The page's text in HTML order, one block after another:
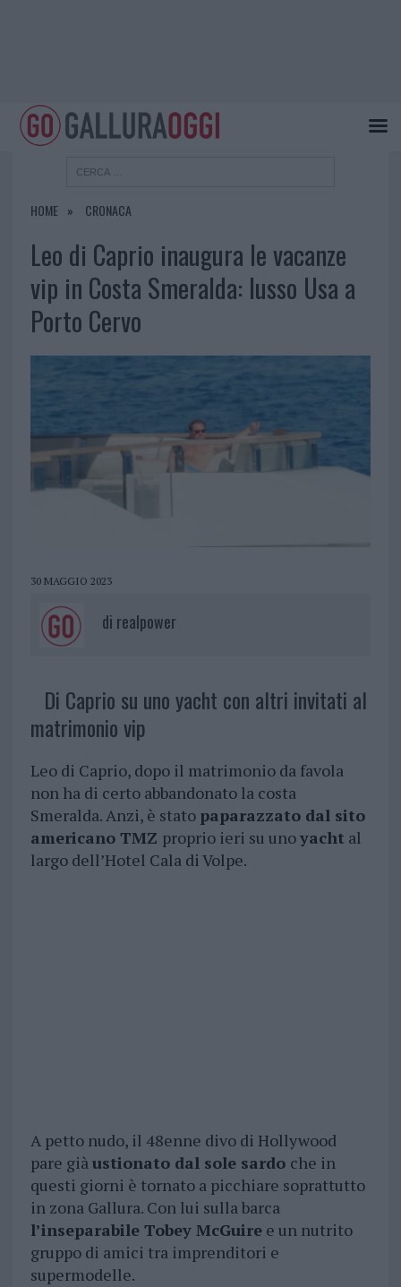
HOME CRONACA
Leo di Caprio inaugura le vacanze
vip in Costa Smeralda: lusso Usa a
Porto Cervo
30 MAGGIO 2023
di realpower
Di Caprio su uno yacht con altri invitati al
matrimonio vip
Leo di Caprio, dopo il matrimonio da favola
non ha di certo abbandonato la costa
Smeralda. Anzi, è stato paparazzato dal sito
americano TMZ proprio ieri su unoyacht al
largo dell’Hotel Cala di Volpe.
A petto nudo, il 48enne divo di Hollywood
pare giàustionato dal sole sardo che in
questi giorni è tornato a picchiare soprattutto
in zona Gallura. Con lui sulla barca
l’inseparabile Tobey McGuiree un nutrito
gruppo di amici tra imprenditori e
supermodelle.